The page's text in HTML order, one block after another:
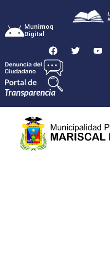
Munimoq
Digital